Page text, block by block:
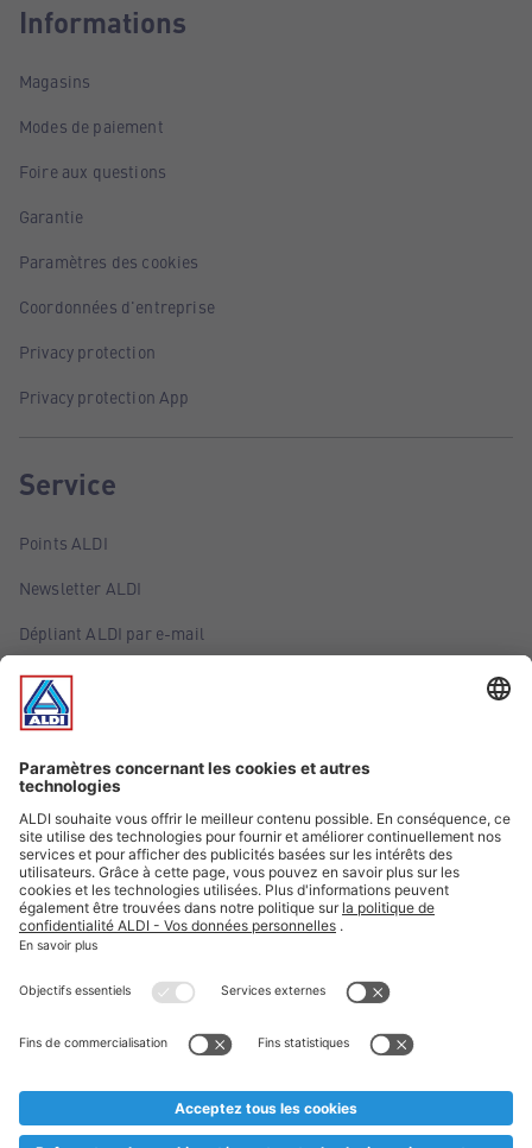
Informations
Magasins
Modes de paiement
Foire aux questions
Garantie
Paramètres des cookies
Coordonnées d'entreprise
Privacy protection
Privacy protection App
Service
Points ALDI
Newsletter ALDI
Dépliant ALDI par e-mail
Offres
Infos essentielles
Suivez ALDI Belgique
Textes marqués d'un astérisque et mentions légales
* Nous vendons ces articles temporairement et jusqu'à
au cas où, malgré le planning bien étudié, nous serions
prématurément en rupture de stock. Prix Recupel et TVA incl.
** Sur ce site, l’utilisation de la forme masculine a été adoptée